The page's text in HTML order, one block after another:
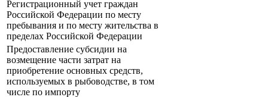
Регистрационный учет граждан
Российской Федерации по месту
пребывания и по месту жительства в
пределах Российской Федерации
Предоставление субсидии на
возмещение части затрат на
приобретение основных средств,
используемых в рыбоводстве, в том
числе по импорту